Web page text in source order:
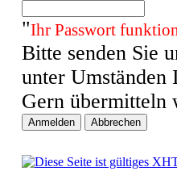
"Ihr Passwort
Bitte senden Sie
unter Umständen
Gern übermitteln